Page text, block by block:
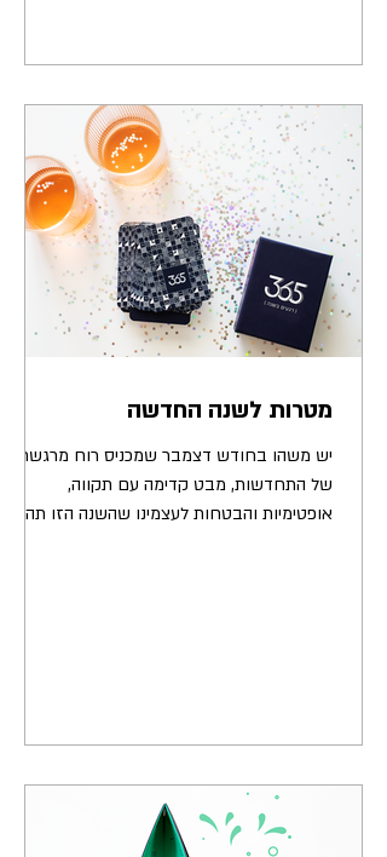
מטרות לשנה החדשה
יש משהו בחודש דצמבר שמכניס רוח מרגשת
של התחדשות, מבט קדימה עם תקווה,
אופטימיות והבטחות לעצמינו שהשנה הזו תהיה